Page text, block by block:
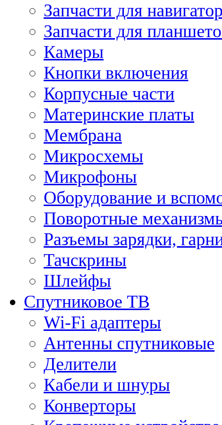
Запчасти для
Запчасти для
Камеры
Кнопки включения
Корпусные части
Материнские платы
Мембрана
Микросхемы
Микрофоны
Оборудование и
Поворотные
Разъемы зарядки,
Тачскрины
Шлейфы
Спутниковое ТВ
Wi-Fi адаптеры
Антенны спутниковые
Делители
Кабели и шнуры
Конверторы